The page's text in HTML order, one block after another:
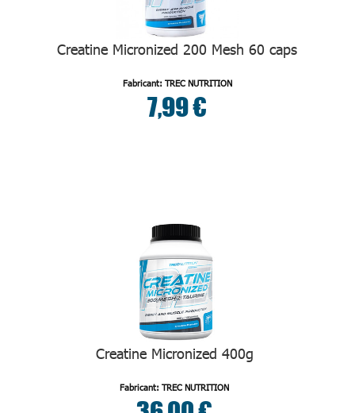
Creatine Micronized 200 Mesh 60 caps
Fabricant: TREC NUTRITION
7,99 €
Creatine Micronized 400g
Fabricant: TREC NUTRITION